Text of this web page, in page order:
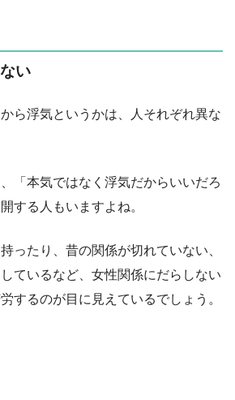
い
ら浮気というかは、人それぞれ異な
「本気ではなく浮気だからいいだろ
する人もいますよね。
ったり、昔の関係が切れていない、
ているなど、女性関係にだらしない
するのが目に見えているでしょう。